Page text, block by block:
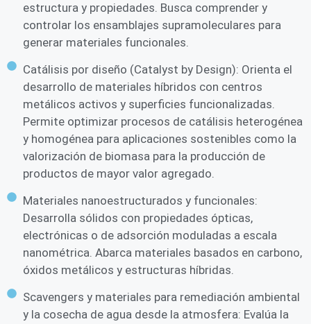
estructura y propiedades. Busca comprender y
controlar los ensamblajes supramoleculares para
generar materiales funcionales.
Catálisis por diseño (Catalyst by Design): Orienta el
desarrollo de materiales híbridos con centros
metálicos activos y superficies funcionalizadas.
Permite optimizar procesos de catálisis heterogénea
y homogénea para aplicaciones sostenibles como la
valorización de biomasa para la producción de
productos de mayor valor agregado.
Materiales nanoestructurados y funcionales:
Desarrolla sólidos con propiedades ópticas,
electrónicas o de adsorción moduladas a escala
nanométrica. Abarca materiales basados en carbono,
óxidos metálicos y estructuras híbridas.
Scavengers y materiales para remediación ambiental
y la cosecha de agua desde la atmosfera: Evalúa la